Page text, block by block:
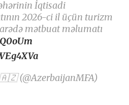
İqtisadi
2026-ci il üçün turizm
mətbuat məlumatı
(@AzerbaijanMFA)